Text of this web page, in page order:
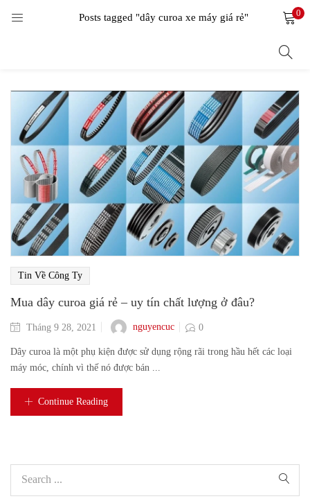
Posts tagged "dây curoa xe máy giá rẻ" 0
Tin Về Công Ty
Mua dây curoa giá rẻ – uy tín chất lượng ở đâu?
Tháng 9 28, 2021 nguyencuc 0
Dây curoa là một phụ kiện được sử dụng rộng rãi trong hầu hết các loại
máy móc, chính vì thế nó được bán ...
Continue Reading
LOGIN
Remember me
Login
Lost password?